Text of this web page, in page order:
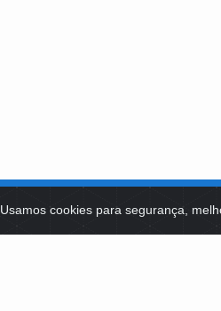
Usamos cookies para segurança,